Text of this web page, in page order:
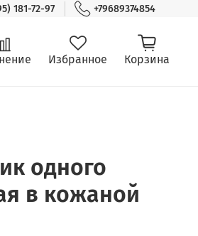
181-72-97 +79689374854
Избранное Корзина
одного
в кожаной